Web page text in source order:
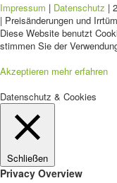
Impressum | Datenschutz |
| Preisänderungen und
Diese Website benutzt
stimmen Sie der
Akzeptieren mehr erfahren
Datenschutz & Cookies
Schließen
Privacy Overview